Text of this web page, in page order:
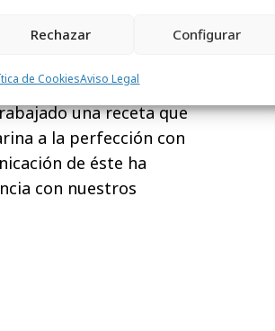
Rechazar Configurar
de CookiesAviso Legal
querido innovar
para dar la
de acciones
con nuestros
una receta que
a la perfección con
de éste ha
con nuestros